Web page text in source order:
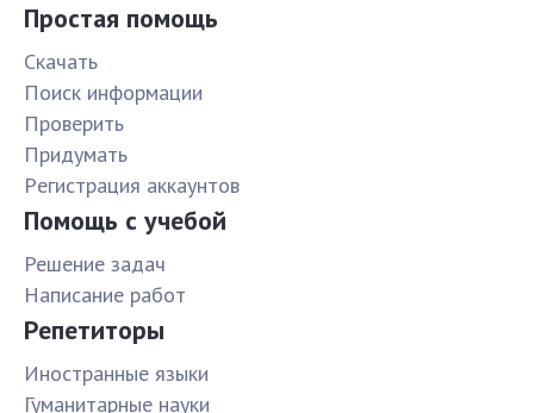
Простая помощь
Скачать
Поиск информации
Проверить
Придумать
Pегистрация аккаунтов
Помощь с учебой
Решение задач
Написание работ
Репетиторы
Иностранные языки
Гуманитарные науки